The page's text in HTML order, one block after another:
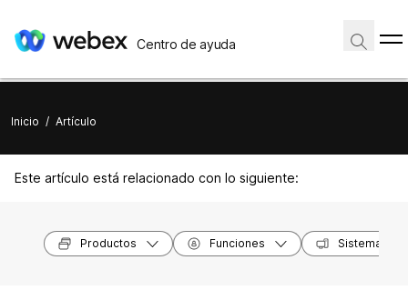
Centro de ayuda
Inicio / Artículo
Este artículo está relacionado con lo siguiente:
Productos Funciones Sistemas